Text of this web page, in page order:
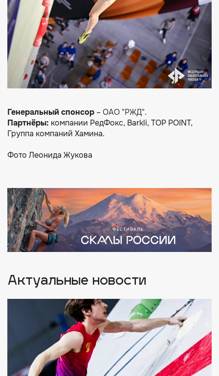
Генеральный спонсор – ОАО "РЖД".
Партнёры: компании РедФокс, Barkli, TOP POINT,
Группа компаний Хамина.
Фото Леонида Жукова
Актуальные новости